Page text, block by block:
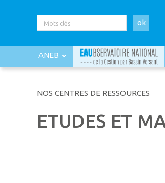
ok
ANEB
NOS CENTRES DE RESSOURCES
ETUDES ET